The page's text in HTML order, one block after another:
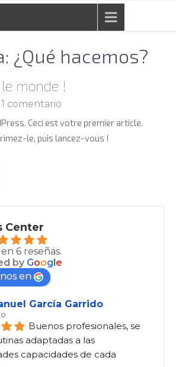
¿Qué hacemos?
monde !
1 comentario
Ceci est votre premier article.
le, puis lancez-vous !
Center
6 reseñas.
by Google
en
García Garrido
Buenos profesionales, se
adaptadas a las
capacidades de cada